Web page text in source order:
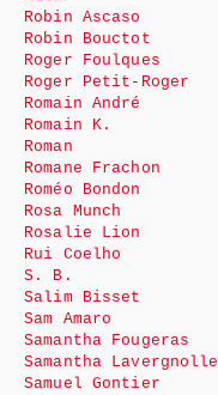
Robin Ascaso
Robin Bouctot
Roger Foulques
Roger Petit-Roger
Romain André
Romain K.
Roman
Romane Frachon
Roméo Bondon
Rosa Munch
Rosalie Lion
Rui Coelho
S. B.
Salim Bisset
Sam Amaro
Samantha Fougeras
Samantha Lavergnolle
Samuel Gontier